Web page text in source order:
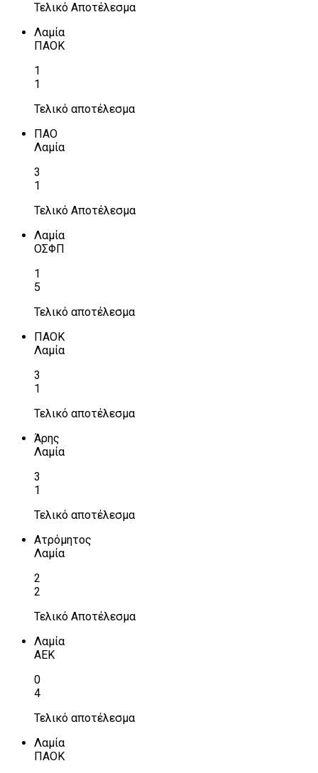
Τελικό Αποτέλεσμα
Λαμία
ΠΑΟΚ
1
1
Τελικό αποτέλεσμα
ΠΑΟ
Λαμία
3
1
Τελικό Αποτέλεσμα
Λαμία
ΟΣΦΠ
1
5
Τελικό αποτέλεσμα
ΠΑΟΚ
Λαμία
3
1
Τελικό αποτέλεσμα
Άρης
Λαμία
3
1
Τελικό αποτέλεσμα
Ατρόμητος
Λαμία
2
2
Τελικό Αποτέλεσμα
Λαμία
ΑΕΚ
0
4
Τελικό αποτέλεσμα
Λαμία
ΠΑΟΚ